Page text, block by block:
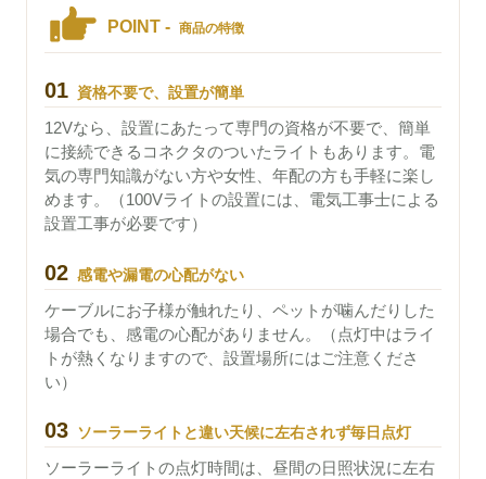
POINT - 商品の特徴
01 資格不要で、設置が簡単
12Vなら、設置にあたって専門の資格が不要で、簡単
に接続できるコネクタのついたライトもあります。電
気の専門知識がない方や女性、年配の方も手軽に楽し
めます。（100Vライトの設置には、電気工事士による
設置工事が必要です）
02 感電や漏電の心配がない
ケーブルにお子様が触れたり、ペットが噛んだりした
場合でも、感電の心配がありません。（点灯中はライ
トが熱くなりますので、設置場所にはご注意くださ
い）
03 ソーラーライトと違い天候に左右されず毎日点灯
ソーラーライトの点灯時間は、昼間の日照状況に左右